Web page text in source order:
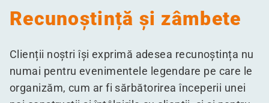
Recunoștință și zâmbete
Clienții noștri își exprimă adesea recunoștința nu
numai pentru evenimentele legendare pe care le
organizăm, cum ar fi sărbătorirea începerii unei